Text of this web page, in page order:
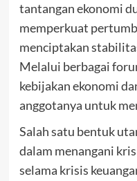
tantangan ekonomi
memperkuat
menciptakan
Melalui berbagai
kebijakan ekonomi
anggotanya untuk
Salah satu bentuk
dalam menangani
selama krisis